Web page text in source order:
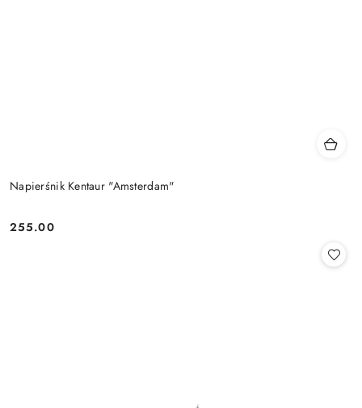
Napierśnik Kentaur "Amsterdam"
Cena:
255.00